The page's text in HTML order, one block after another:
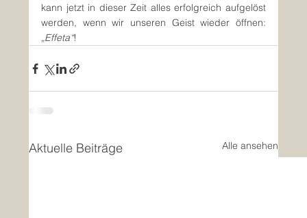
kann jetzt in dieser Zeit alles erfolgreich aufgelöst
„Effeta“!
Aktuelle Beiträge Alle ansehen